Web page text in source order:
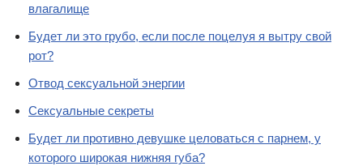
влагалище
Будет ли это грубо, если после поцелуя я вытру свой
рот?
Отвод сексуальной энергии
Сексуальные секреты
Будет ли противно девушке целоваться с парнем, у
которого широкая нижняя губа?